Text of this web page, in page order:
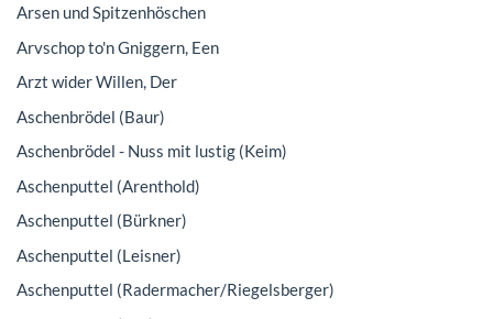
Arsen und Spitzenhöschen
Arvschop to'n Gniggern, Een
Arzt wider Willen, Der
Aschenbrödel (Baur)
Aschenbrödel - Nuss mit lustig (Keim)
Aschenputtel (Arenthold)
Aschenputtel (Bürkner)
Aschenputtel (Leisner)
Aschenputtel (Radermacher/Riegelsberger)